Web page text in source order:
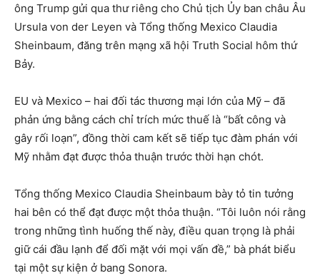
ông Trump gửi qua thư riêng cho Chủ tịch Ủy ban châu Âu
Ursula von der Leyen và Tổng thống Mexico Claudia
Sheinbaum, đăng trên mạng xã hội Truth Social hôm thứ
Bảy.
EU và Mexico – hai đối tác thương mại lớn của Mỹ – đã
phản ứng bằng cách chỉ trích mức thuế là “bất công và
gây rối loạn”, đồng thời cam kết sẽ tiếp tục đàm phán với
Mỹ nhằm đạt được thỏa thuận trước thời hạn chót.
Tổng thống Mexico Claudia Sheinbaum bày tỏ tin tưởng
hai bên có thể đạt được một thỏa thuận. “Tôi luôn nói rằng
trong những tình huống thế này, điều quan trọng là phải
giữ cái đầu lạnh để đối mặt với mọi vấn đề,” bà phát biểu
tại một sự kiện ở bang Sonora.